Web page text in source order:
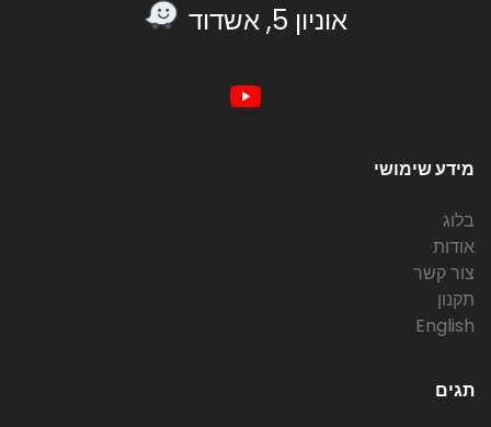
אוניון 5, אשדוד
מידע שימושי
בלוג
אודות
צור קשר
תקנון
English
תגים